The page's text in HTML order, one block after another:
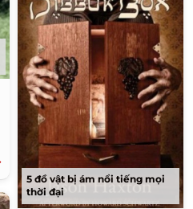
5 đồ vật bị ám nổi tiếng mọi
thời đại